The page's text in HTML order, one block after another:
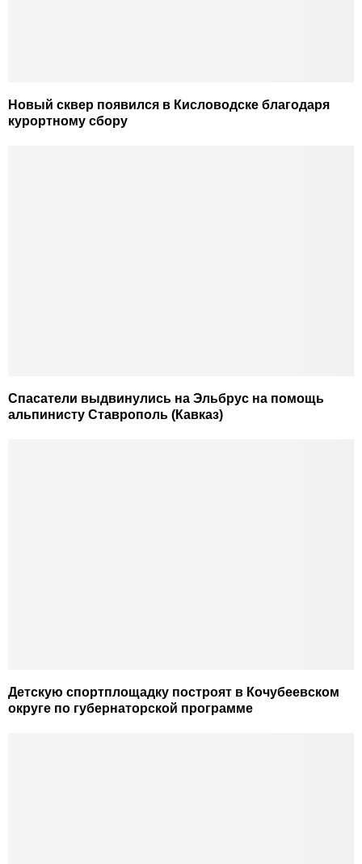
Новый сквер появился в Кисловодске благодаря
курортному сбору
Спасатели выдвинулись на Эльбрус на помощь
альпинисту Ставрополь (Кавказ)
Детскую спортплощадку построят в Кочубеевском
округе по губернаторской программе